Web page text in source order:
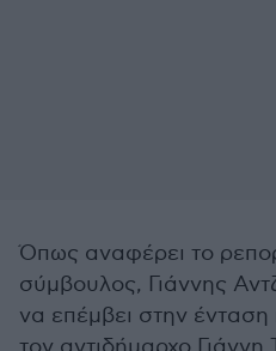
Όπως αναφέρει το
σύμβουλος, Γιάννης
να επέμβει στην